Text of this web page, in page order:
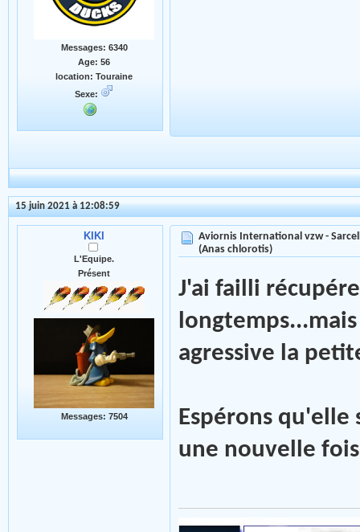
Messages: 6340
Age: 56
location: Touraine
Sexe:
15 juin 2021 à 12:08:59
KIKI
L'Equipe.
Présent
Messages: 7504
Aviornis International vzw -
(Anas chlorotis)
J'ai failli
agressive la
Espérons qu'elle
une nouvelle